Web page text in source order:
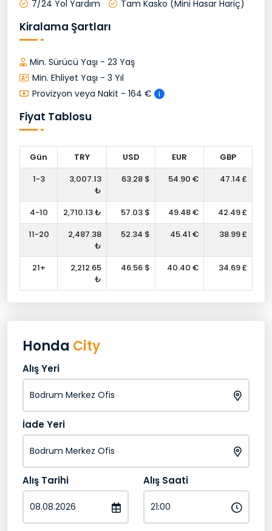
7/24 Yol Yardım
Tam Kasko (Mini Hasar Hariç)
Kiralama Şartları
Min. Sürücü Yaşı - 23 Yaş
Min. Ehliyet Yaşı - 3 Yıl
Provizyon veya Nakit - 164 €
i
Fiyat Tablosu
Gün TRY USD EUR
GBP
1-3
3,007.13
₺
63.28 $ 54.90 € 47.14 £
4-10 2,710.13 ₺ 57.03 $ 49.48 €
42.49 £
11-20
2,487.38
₺
52.34 $ 45.41 € 38.99 £
21+
2,212.65
₺
46.56 $ 40.40 € 34.69 £
Honda City
Alış Yeri
İade Yeri
Alış Tarihi Alış Saati